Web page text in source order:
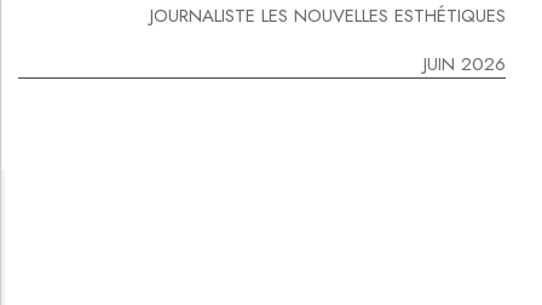
JOURNALISTE LES NOUVELLES ESTHÉTIQUES
JUIN 2026